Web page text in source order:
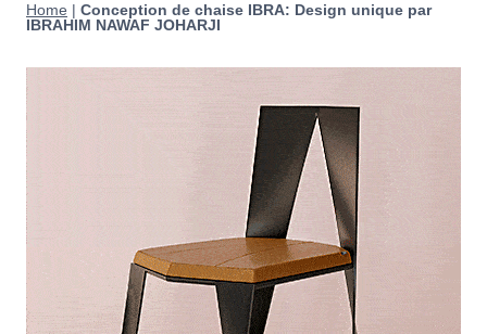
Home | Conception de chaise IBRA: Design unique par
IBRAHIM NAWAF JOHARJI